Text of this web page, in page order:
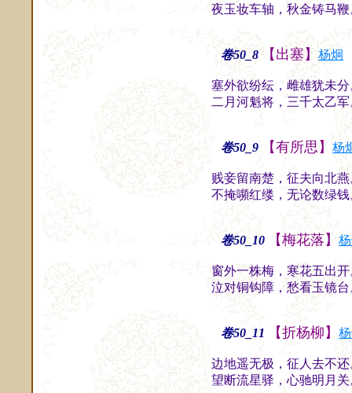
夜玉妆车轴，秋金铸马
卷50_8 【出塞】杨炯
塞外欲纷纭，雌雄犹未
二月河魁将，三千太乙
卷50_9 【有所思】 杨
贱妾留南楚，征夫向北
不掩嚬红缕，无论数绿
卷50_10 【梅花落】
窗外一株梅，寒花五出
泣对铜钩障，愁看玉镜
卷50_11 【折杨柳】
边地遥无极，征人去不
望断流星驿，心驰明月